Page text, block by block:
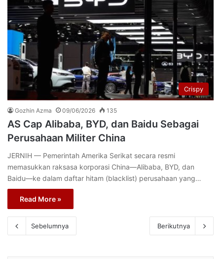
Crispy
Gozhin Azma 09/06/2026 135
AS Cap Alibaba, BYD, dan Baidu Sebagai
Perusahaan Militer China
JERNIH — Pemerintah Amerika Serikat secara resmi
memasukkan raksasa korporasi China—Alibaba, BYD, dan
Baidu—ke dalam daftar hitam (blacklist) perusahaan yang…
Read More »
Sebelumnya Berikutnya